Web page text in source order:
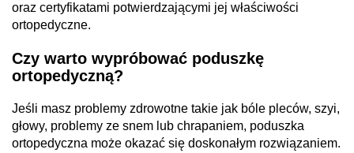
oraz certyfikatami potwierdzającymi jej właściwości
ortopedyczne.
Czy warto wypróbować poduszkę
ortopedyczną?
Jeśli masz problemy zdrowotne takie jak bóle pleców, szyi,
głowy, problemy ze snem lub chrapaniem, poduszka
ortopedyczna może okazać się doskonałym rozwiązaniem.